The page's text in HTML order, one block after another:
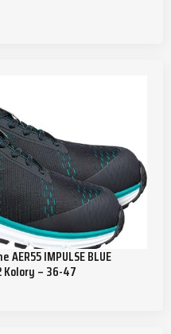
AER55 IMPULSE BLUE
2 Kolory – 36-47